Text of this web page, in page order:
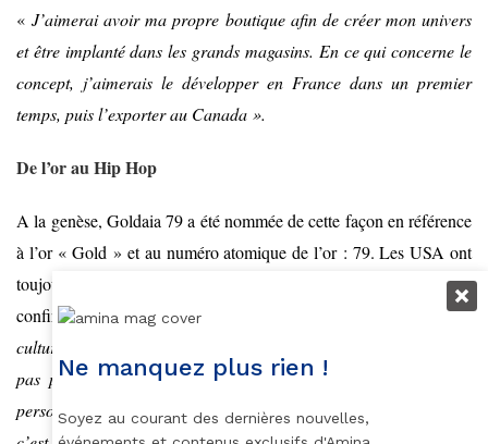
«J’aimerai avoir ma propre boutique afin de créer mon univers
et être implanté dans les grands magasins. En ce qui concerne le
concept, j’aimerais le développer en France dans un premier
temps, puis l’exporter au Canada ».
De l’or au Hip Hop
A la genèse, Goldaia 79 a été nommée de cette façon en référence
à l’or « Gold » et au numéro atomique de l’or : 79. Les USA ont
toujours été au cœur de l’inspiration de la marque comme le
confirme Oula son créateur : «
Ce qui me passionne dans la
culture Hip Hop Américaine c’est leur souci du détail, ils n’ont
pas peur d’innover. Tout est travaillé afin de faire voyager la
personne qui regarde le travail. Au-delà leur professionnalisme,
Ne manquez plus rien !
Soyez au courant des dernières nouvelles,